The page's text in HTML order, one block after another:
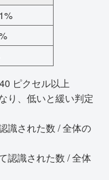
ピクセル以上
り、低いと緩い判定
識された数 / 全体の
認識された数 / 全体